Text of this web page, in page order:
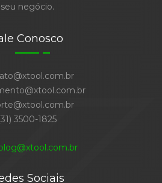
seu negócio.
Conosco
3500-1825
Sociais